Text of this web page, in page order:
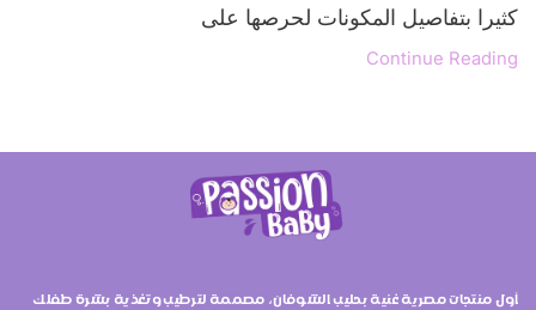
كثيرا بتفاصيل المكونات لحرصها على
Continue Reading
أول منتجات مصرية غنية بحليب الشوفان، مصممة لترطيب وتغذية بشرة طفلك